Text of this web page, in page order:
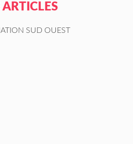
ARTICLES
SUD OUEST